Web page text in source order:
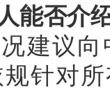
能否介
建议
针对